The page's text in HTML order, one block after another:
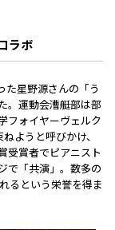
ラボ
た星野源さんの「う
。運動会漕艇部は部
フォイヤーヴェルク
ようと呼びかけ、
受賞者でピアニスト
で「共演」。数多の
るという栄誉を得ま